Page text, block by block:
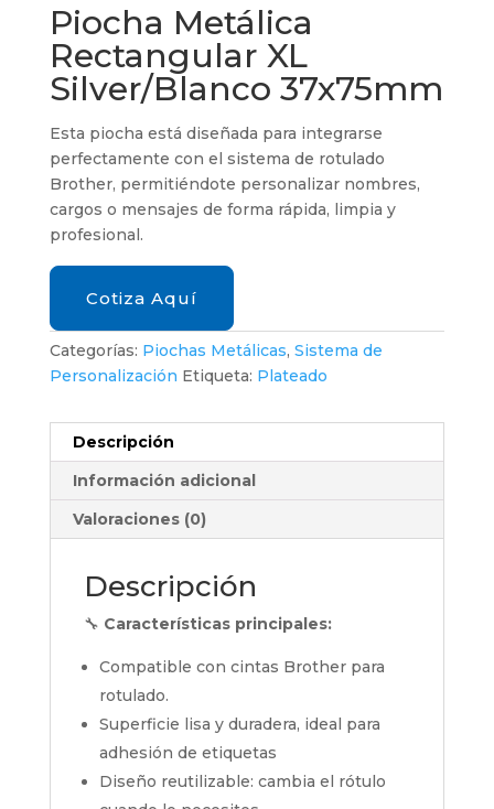
Piocha Metálica
Rectangular XL
Silver/Blanco 37x75mm
Esta piocha está diseñada para integrarse
perfectamente con el sistema de rotulado
Brother, permitiéndote personalizar nombres,
cargos o mensajes de forma rápida, limpia y
profesional.
Cotiza Aquí
Categorías: Piochas Metálicas, Sistema de
Personalización Etiqueta: Plateado
Descripción
Información adicional
Valoraciones (0)
Descripción
🔧 Características principales:
Compatible con cintas Brother para
rotulado.
Superficie lisa y duradera, ideal para
adhesión de etiquetas
Diseño reutilizable: cambia el rótulo